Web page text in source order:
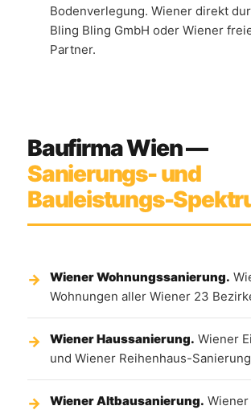
Bodenverlegung. Wiener direkt
Bling Bling GmbH oder Wiener
Partner.
Baufirma Wien —
Sanierungs- und
Bauleistungs-
Wiener Wohnungssanierung.
Wohnungen aller Wiener 23
Wiener Haussanierung. Wiener
und Wiener Reihenhaus-
Wiener Altbausanierung.